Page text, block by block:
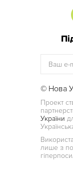
© Нова
Проект
України
лише з